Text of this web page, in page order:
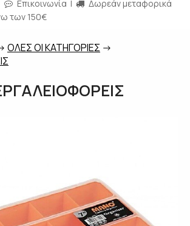
Επικοινωνία |
Δωρεάν μεταφορικά
των 150€
ΟΛΕΣ ΟΙ ΚΑΤΗΓΟΡΙΕΣ ->